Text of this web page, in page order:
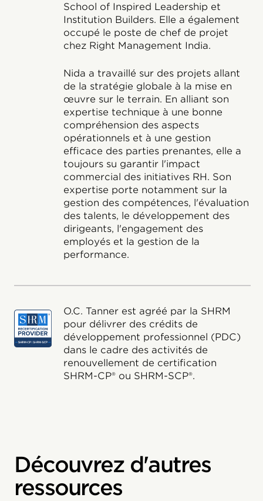
School of Inspired Leadership et
Institution Builders. Elle a également
occupé le poste de chef de projet
chez Right Management India.
Nida a travaillé sur des projets allant
de la stratégie globale à la mise en
œuvre sur le terrain. En alliant son
expertise technique à une bonne
compréhension des aspects
opérationnels et à une gestion
efficace des parties prenantes, elle a
toujours su garantir l'impact
commercial des initiatives RH. Son
expertise porte notamment sur la
gestion des compétences, l'évaluation
des talents, le développement des
dirigeants, l'engagement des
employés et la gestion de la
performance.
O.C. Tanner est agréé par la SHRM
pour délivrer des crédits de
développement professionnel (PDC)
dans le cadre des activités de
renouvellement de certification
SHRM-CP® ou SHRM-SCP®.
Découvrez d'autres
ressources